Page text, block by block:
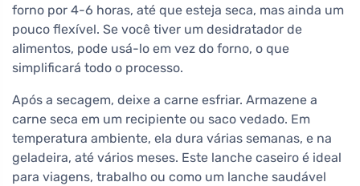
forno por 4-6 horas, até que esteja seca, mas ainda um
pouco flexível. Se você tiver um desidratador de
alimentos, pode usá-lo em vez do forno, o que
simplificará todo o processo.
Após a secagem, deixe a carne esfriar. Armazene a
carne seca em um recipiente ou saco vedado. Em
temperatura ambiente, ela dura várias semanas, e na
geladeira, até vários meses. Este lanche caseiro é ideal
para viagens, trabalho ou como um lanche saudável